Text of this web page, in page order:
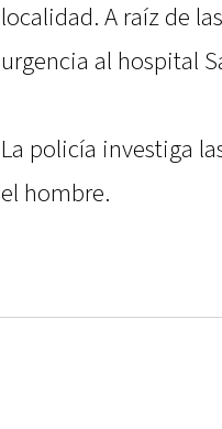
localidad. A raíz de
urgencia al hospital
La policía investiga
el hombre.